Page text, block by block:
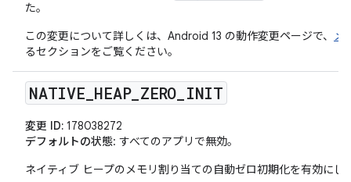
た。
この変更について詳しくは、Android 13 の動作変更ページで、 メ
るセクションをご覧ください。
NATIVE HEAP_ ZERO INIT
変更 ID: 178038272
デフォルトの状態: すべてのアプリで無効。
ネイティブ ヒープのメモリ割り当ての自動ゼロ初期化を有効にし